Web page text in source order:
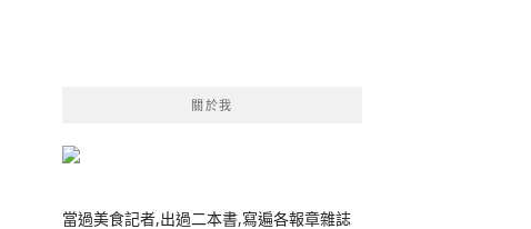
關於我
當過美食記者,出過二本書,寫遍各報章雜誌